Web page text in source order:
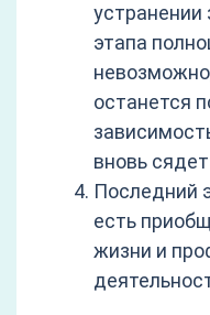
устранении
этапа
останется
вновь сядет
Последний
есть
жизни и